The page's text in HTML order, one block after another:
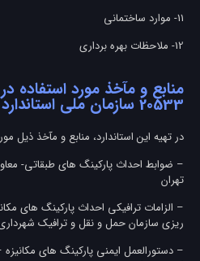
11- موارد ساختمانی
12- ملاحظات بهره برداری
منابع و مآخذ مورد استفاده
20533 سازمان ملی استاندارد ایران
در تهیه این استاندارد، منابع و مآخذ ذیل
– ضوابط احداث پاركينگ های طبقاتی-
تهران
– الزامات ترافيكی احداث پاركينگ های
ريزی سازمان حمل و نقل و ترافيك
– دستورالعمل ايمني پاركينگ های